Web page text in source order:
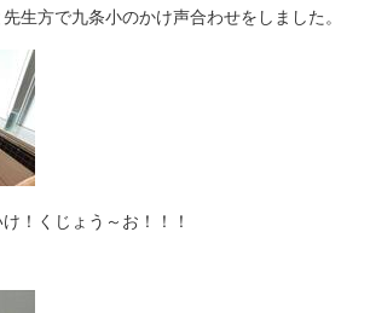
生方で九条小のかけ声合わせをしました。
！くじょう～お！！！